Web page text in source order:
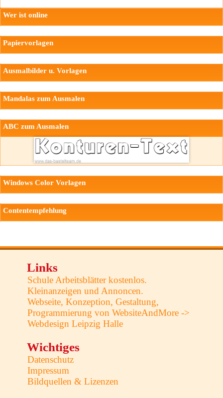
Wer ist online
Papiervorlagen
Ausmalbilder u. Vorlagen
Mandalas zum Ausmalen
ABC zum Ausmalen
Windows Color Vorlagen
Contentempfehlung
Links
Schule Arbeitsblätter kostenlos.
Kleinanzeigen und Annoncen.
Webseite, Konzeption, Gestaltung,
Programmierung von WebsiteAndMore ->
Webdesign Leipzig Halle
Wichtiges
Datenschutz
Impressum
Bildquellen & Lizenzen